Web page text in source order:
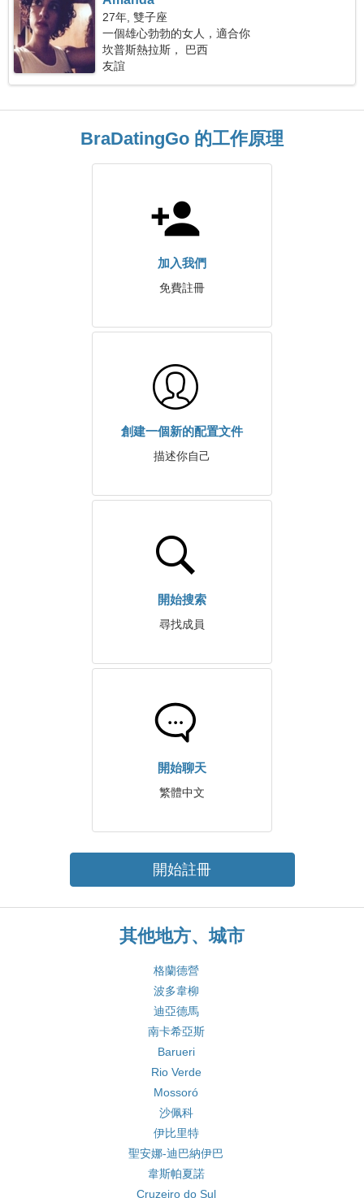
27年, 雙子座
一個雄心勃勃的女人，適合你
坎普斯熱拉斯， 巴西
友誼
BraDatingGo 的工作原理
加入我們
免費註冊
創建一個新的配置文件
描述你自己
開始搜索
尋找成員
開始聊天
繁體中文
開始註冊
其他地方、城市
格蘭德營
波多韋柳
迪亞德馬
南卡希亞斯
Barueri
Rio Verde
Mossoró
沙佩科
伊比里特
聖安娜-迪巴納伊巴
韋斯帕夏諾
Cruzeiro do Sul